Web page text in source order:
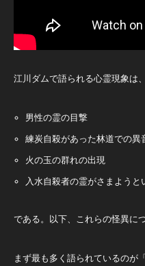
江川ダムで語られる心霊現象は、
男性の霊の目撃
練炭自殺があった林道での異
火の玉の群れの出現
入水自殺者の霊がさまようと
である。以下、これらの怪異に
まず最も多く語られているのが